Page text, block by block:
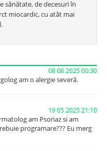
sănătate, de decesuri în
miocardic, cu atât mai
08 08 2025 00:30
am o alergie severă.
19 05 2025 21:10
am Psoriaz si am
programare??? Eu merg